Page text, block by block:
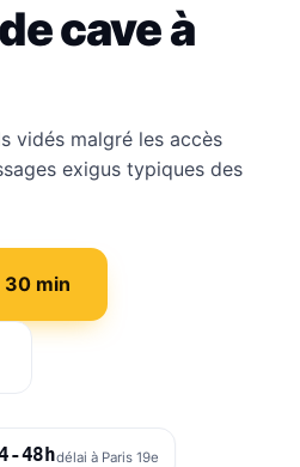
cave à
vidés malgré les accès
exigus typiques des
30 min
48hdélai à Paris 19e